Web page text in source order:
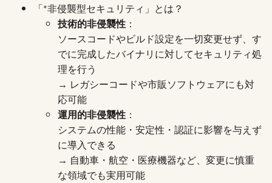
「*非侵襲型セキュリティ」とは？
技術的非侵襲性 ：
ソースコードやビルド設定を一切変更せず、す
でに完成したバイナリに対してセキュリティ処
理を行う
→ レガシーコードや市販ソフトウェアにも対
応可能
運用的非侵襲性 ：
システムの性能・安定性・認証に影響を与えず
に導入できる
→ 自動車・航空・医療機器など、変更に慎重
な領域でも実用可能